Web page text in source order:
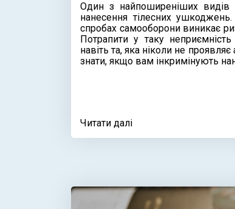
Один з найпоширеніших видів
нанесення тілесних
спробах самооборони виникає
Потрапити у таку
навіть та, яка ніколи не
знати, якщо вам інкримінують
Читати далі